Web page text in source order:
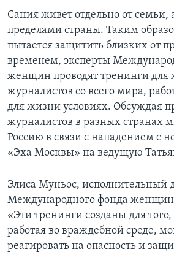
Сания живет отдельно от семьи,
пределами страны. Таким
пытается защитить близких от
временем, эксперты
женщин проводят тренинги
журналистов со всего мира,
для жизни условиях. Обсуждая
журналистов в разных странах
Россию в связи с нападением с
«Эха Москвы» на ведущую
Элиса Муньос, исполнительный
Международного фонда
«Эти тренинги созданы для
работая во враждебной среде,
реагировать на опасность и